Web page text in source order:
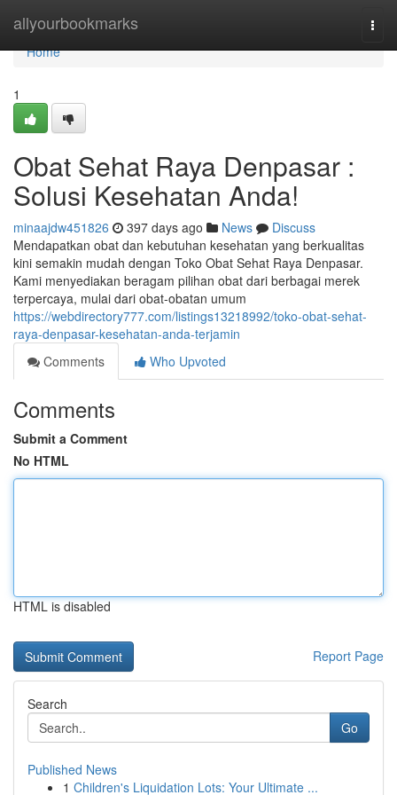
allyourbookmarks
Home
Home
1
Obat Sehat Raya Denpasar :
Solusi Kesehatan Anda!
minaajdw451826 397 days ago News
Discuss
Mendapatkan obat dan kebutuhan kesehatan yang berkualitas
kini semakin mudah dengan Toko Obat Sehat Raya Denpasar.
Kami menyediakan beragam pilihan obat dari berbagai merek
terpercaya, mulai dari obat-obatan umum
https://webdirectory777.com/listings13218992/toko-obat-sehat-
raya-denpasar-kesehatan-anda-terjamin
Comments
Who Upvoted
Comments
Submit a Comment
No HTML
HTML is disabled
Report Page
Search
Go
Published News
1 Children's Liquidation Lots: Your Ultimate ...